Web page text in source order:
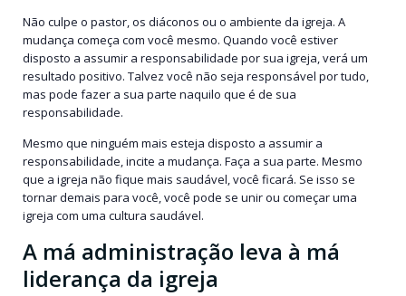
Não culpe o pastor, os diáconos ou o ambiente da igreja. A
mudança começa com você mesmo. Quando você estiver
disposto a assumir a responsabilidade por sua igreja, verá um
resultado positivo. Talvez você não seja responsável por tudo,
mas pode fazer a sua parte naquilo que é de sua
responsabilidade.
Mesmo que ninguém mais esteja disposto a assumir a
responsabilidade, incite a mudança. Faça a sua parte. Mesmo
que a igreja não fique mais saudável, você ficará. Se isso se
tornar demais para você, você pode se unir ou começar uma
igreja com uma cultura saudável.
A má administração leva à má
liderança da igreja